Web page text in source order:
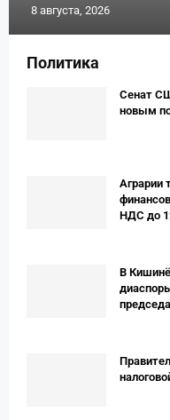
8 августа, 2026
Политика
Сенат
новым
Аграрии
НДС до
В